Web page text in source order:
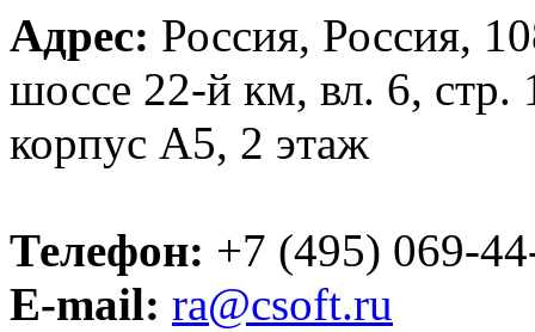
Адрес: Россия, Россия,
шоссе 22-й км, вл. 6, стр.
корпус А5, 2 этаж
Телефон: +7 (495) 069-
E-mail: ra@csoft.ru